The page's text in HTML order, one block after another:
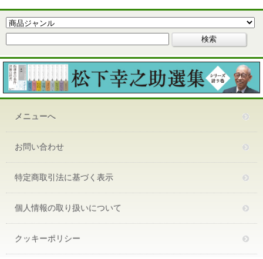
メニューへ
お問い合わせ
特定商取引法に基づく表示
個人情報の取り扱いについて
クッキーポリシー